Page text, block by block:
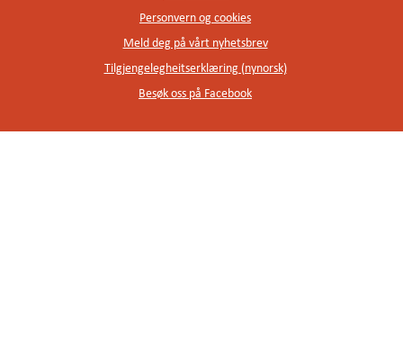
Personvern og cookies
Meld deg på vårt nyhetsbrev
Tilgjengelegheitserklæring (nynorsk)
Besøk oss på Facebook